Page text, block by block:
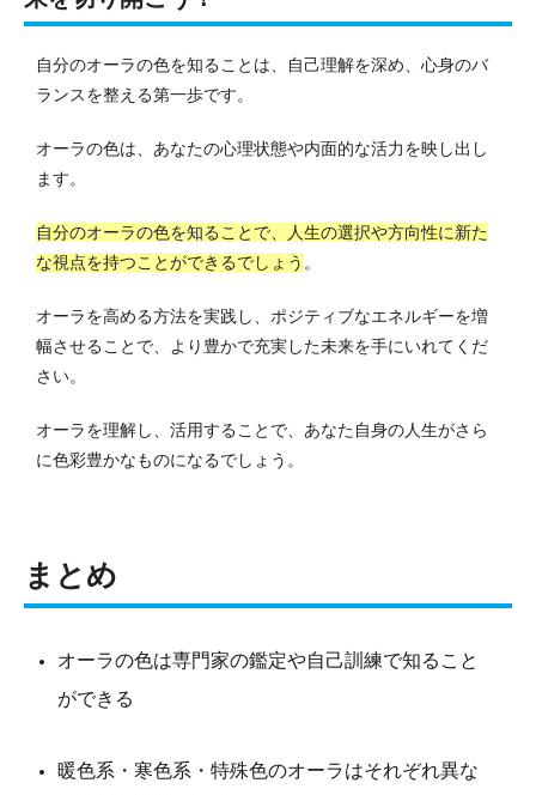
自分のオーラの色を知ることは、自己理解を深め、心身のバ
ランスを整える第一歩です。
オーラの色は、あなたの心理状態や内面的な活力を映し出し
ます。
自分のオーラの色を知ることで、人生の選択や方向性に新た
な視点を持つことができるでしょう 。
オーラを高める方法を実践し、ポジティブなエネルギーを増
幅させることで、より豊かで充実した未来を手にいれてくだ
さい。
オーラを理解し、活用することで、あなた自身の人生がさら
に色彩豊かなものになるでしょう。
まとめ
オーラの色は専門家の鑑定や自己訓練で知ること
ができる
暖色系・寒色系・特殊色のオーラはそれぞれ異な